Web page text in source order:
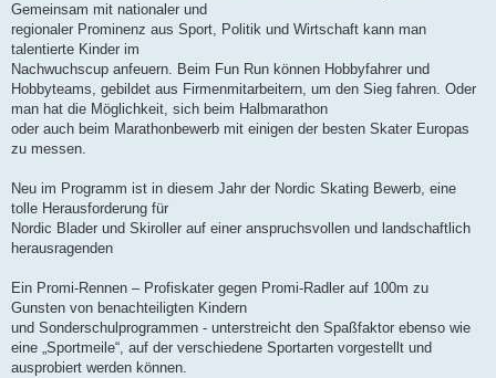
Gemeinsam mit nationaler und
regionaler Prominenz aus Sport, Politik und Wirtschaft kann man
talentierte Kinder im
Nachwuchscup anfeuern. Beim Fun Run können Hobbyfahrer und
Hobbyteams, gebildet aus Firmenmitarbeitern, um den Sieg fahren. Oder
man hat die Möglichkeit, sich beim Halbmarathon
oder auch beim Marathonbewerb mit einigen der besten Skater Europas
zu messen.
Neu im Programm ist in diesem Jahr der Nordic Skating Bewerb, eine
tolle Herausforderung für
Nordic Blader und Skiroller auf einer anspruchsvollen und landschaftlich
herausragenden
Ein Promi-Rennen – Profiskater gegen Promi-Radler auf 100m zu
Gunsten von benachteiligten Kindern
und Sonderschulprogrammen - unterstreicht den Spaßfaktor ebenso wie
eine „Sportmeile“, auf der verschiedene Sportarten vorgestellt und
ausprobiert werden können.